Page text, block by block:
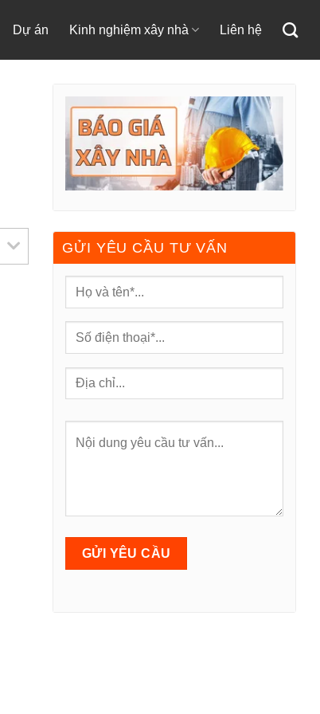
Dự án Kinh nghiệm xây nhà Liên hệ
GỬI YÊU CẦU TƯ VẤN